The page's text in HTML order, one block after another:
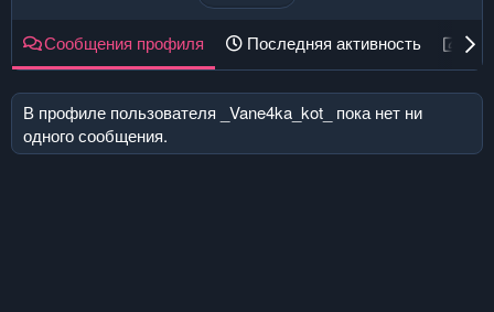
Сообщения профиля Последняя активность
В профиле пользователя _Vane4ka_kot_ пока нет ни
одного сообщения.